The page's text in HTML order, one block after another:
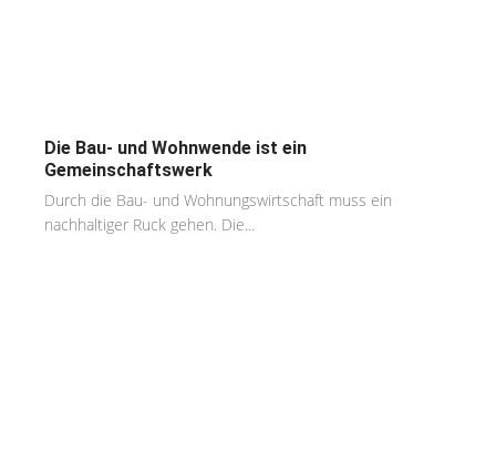
Die Bau- und Wohnwende ist ein
Gemeinschaftswerk
Durch die Bau- und Wohnungswirtschaft muss ein
nachhaltiger Ruck gehen. Die...